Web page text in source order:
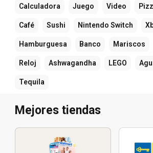
Calculadora Juego Video
Café Sushi Nintendo Switch
Hamburguesa Banco Mariscos
Reloj Ashwagandha LEGO
Tequila
Mejores tiendas